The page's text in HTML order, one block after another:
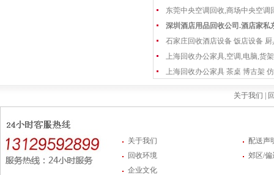
东莞中央空调回收,商场中央空调
深圳酒店用品回收公司.酒店家私
石家庄回收酒店设备 饭店设备 厨
上海回收办公家具,空调,电脑,货
上海回收办公家具 茶桌 博古架
关于我们 |
关于我们
回收环境
企业文化
配送声
郊区/